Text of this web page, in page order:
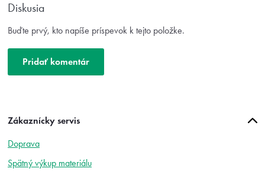
h
d
o
e
Diskusia
Buďte prvý, kto napíše príspevok k tejto položke.
Pridať komentár
Zákaznícky servis
Doprava
Spätný výkup materiálu